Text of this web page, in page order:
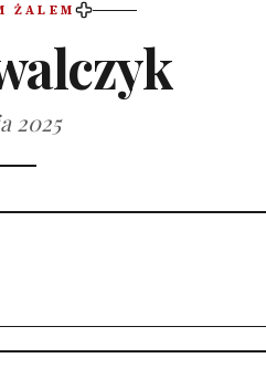
ŻALEM
2025